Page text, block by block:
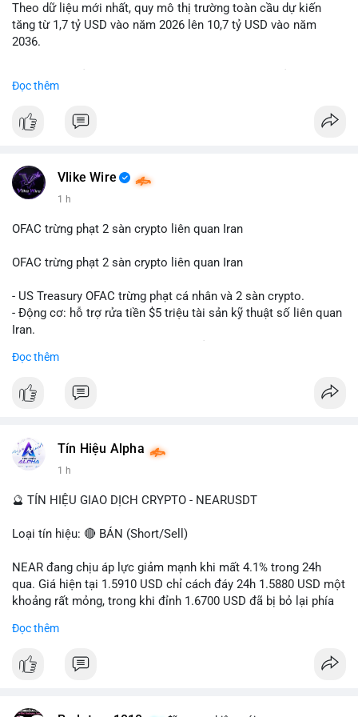
Lời khuyên: Nhà đầu tư nhỏ lẻ nên quan sát thêm 2-4 giờ sau
khi giao dịch được xác nhận, tránh hành động theo cảm xúc.
ưu tiên quản trị rủi ro trong giai đoạn biến động mạnh.
#btcmempool65k
Theo dữ liệu mới nhất, quy mô thị trường toàn cầu dự kiến
tăng từ 1,7 tỷ USD vào năm 2026 lên 10,7 tỷ USD vào năm
2036.
hàng năm (CAGR) ấn tượng lên tới 20,2%.
Điều gì đang thúc đẩy sự tăng trưởng vượt bậc này? Hãy cùng
Đọc thêm
Vlike Wire
1 h
OFAC trừng phạt 2 sàn crypto liên quan Iran
OFAC trừng phạt 2 sàn crypto liên quan Iran
- US Treasury OFAC trừng phạt cá nhân và 2 sàn crypto.
- Động cơ: hỗ trợ rửa tiền $5 triệu tài sản kỹ thuật số liên quan
Iran.
- Tác động: rủi ro cho thị trường crypto, tăng áp lực pháp lý.
#binancesquare
#vlikevn #titanbot
📰 Nguồn: Cointelegraph
Đọc thêm
Tín Hiệu Alpha
1 h
🔮 TÍN HIỆU GIAO DỊCH CRYPTO - NEARUSDT
Loại tín hiệu: 🔴 BÁN (Short/Sell)
NEAR đang chịu áp lực giảm mạnh khi mất 4.1% trong 24h
qua. Giá hiện tại 1.5910 USD chỉ cách đáy 24h 1.5880 USD một
khoảng rất mỏng, trong khi đỉnh 1.6700 USD đã bị bỏ lại phía
kiểm soát hoàn toàn. Khối lượng giao dịch 10.29 triệu NEAR
tiếp diễn.
Đọc thêm